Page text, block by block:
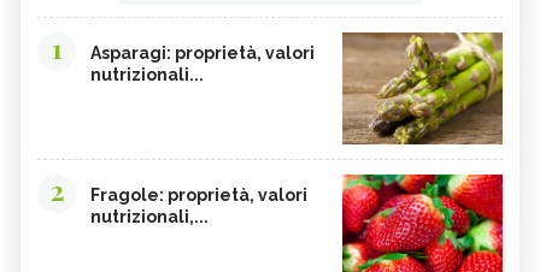
1
Asparagi: proprietà, valori
nutrizionali...
2
Fragole: proprietà, valori
nutrizionali,...